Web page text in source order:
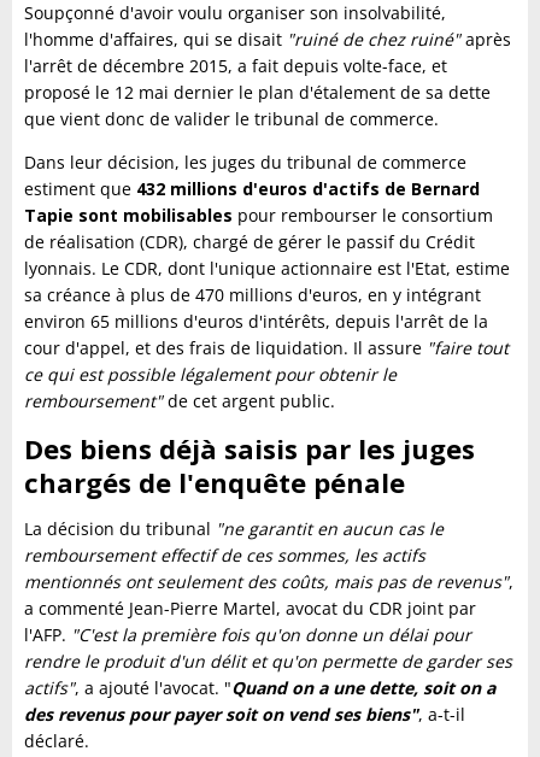
Soupçonné d'avoir voulu organiser son insolvabilité,
l'homme d'affaires, qui se disait "ruiné de chez ruiné"après
l'arrêt de décembre 2015, a fait depuis volte-face, et
proposé le 12 mai dernier le plan d'étalement de sa dette
que vient donc de valider le tribunal de commerce.
Dans leur décision, les juges du tribunal de commerce
estiment que 432 millions d'euros d'actifs de Bernard
Tapie sont mobilisables pour rembourser le consortium
de réalisation (CDR), chargé de gérer le passif du Crédit
lyonnais. Le CDR, dont l'unique actionnaire est l'Etat, estime
sa créance à plus de 470 millions d'euros, en y intégrant
environ 65 millions d'euros d'intérêts, depuis l'arrêt de la
cour d'appel, et des frais de liquidation. Il assure "faire tout
ce qui est possible légalement pour obtenir le
remboursement"de cet argent public.
Des biens déjà saisis par les juges
chargés de l'enquête pénale
La décision du tribunal "ne garantit en aucun cas le
remboursement effectif de ces sommes, les actifs
mentionnés ont seulement des coûts, mais pas de revenus",
a commenté Jean-Pierre Martel, avocat du CDR joint par
l'AFP. "C'est la première fois qu'on donne un délai pour
rendre le produit d'un délit et qu'on permette de garder ses
actifs", a ajouté l'avocat. "Quand on a une dette, soit on a
des revenus pour payer soit on vend ses biens", a-t-il
déclaré.